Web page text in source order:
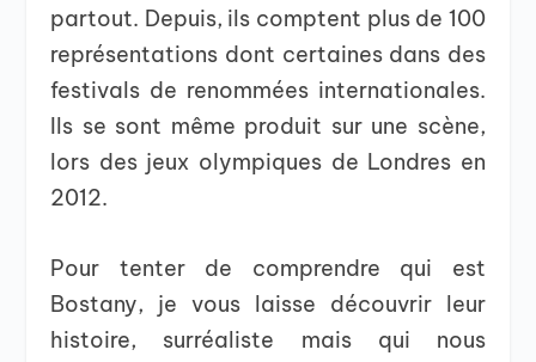
partout. Depuis, ils comptent plus de 100
représentations dont certaines dans des
festivals de renommées internationales.
Ils se sont même produit sur une scène,
lors des jeux olympiques de Londres en
2012.
Pour tenter de comprendre qui est
Bostany, je vous laisse découvrir leur
histoire, surréaliste mais qui nous